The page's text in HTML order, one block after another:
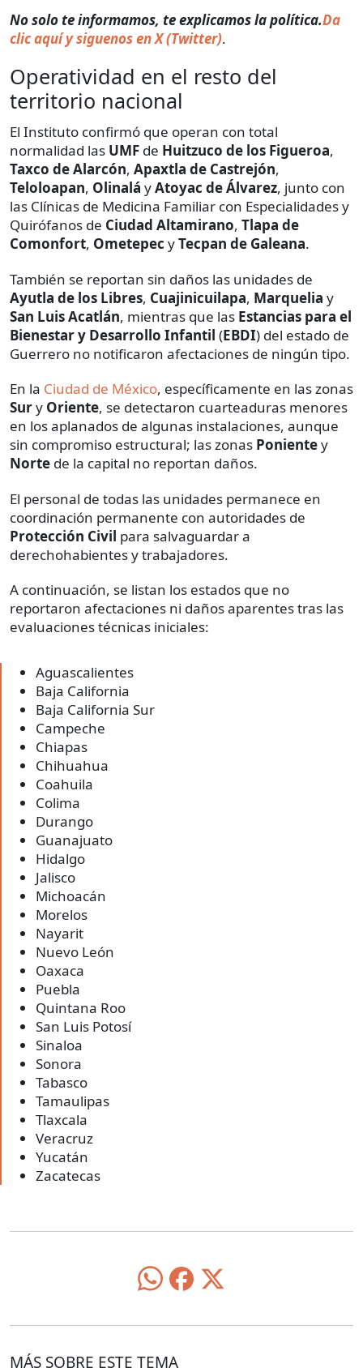
No solo te informamos, te explicamos la política.Da
clic aquí y siguenos en X (Twitter).
Operatividad en el resto del
territorio nacional
El Instituto confirmó que operan con total
normalidad las UMF de Huitzuco de los Figueroa,
Taxco de Alarcón, Apaxtla de Castrejón,
Teloloapan, Olinalá yAtoyac de Álvarez, junto con
las Clínicas de Medicina Familiar con Especialidades y
Quirófanos de Ciudad Altamirano, Tlapa de
Comonfort, Ometepec yTecpan de Galeana.
También se reportan sin daños las unidades de
Ayutla de los Libres, Cuajinicuilapa, Marquelia y
San Luis Acatlán, mientras que las Estancias para el
Bienestar y Desarrollo Infantil (EBDI) del estado de
Guerrero no notificaron afectaciones de ningún tipo.
En la Ciudad de México, específicamente en las zonas
Sury Oriente, se detectaron cuarteaduras menores
en los aplanados de algunas instalaciones, aunque
sin compromiso estructural; las zonas Ponientey
Norte de la capital no reportan daños.
El personal de todas las unidades permanece en
coordinación permanente con autoridades de
Protección Civil para salvaguardar a
derechohabientes y trabajadores.
A continuación, se listan los estados que no
reportaron afectaciones ni daños aparentes tras las
evaluaciones técnicas iniciales:
Aguascalientes
Baja California
Baja California Sur
Campeche
Chiapas
Chihuahua
Coahuila
Colima
Durango
Guanajuato
Hidalgo
Jalisco
Michoacán
Morelos
Nayarit
Nuevo León
Oaxaca
Puebla
Quintana Roo
San Luis Potosí
Sinaloa
Sonora
Tabasco
Tamaulipas
Tlaxcala
Veracruz
Yucatán
Zacatecas
MÁS SOBRE ESTE TEMA